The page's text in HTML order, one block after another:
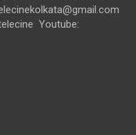
Youtube: